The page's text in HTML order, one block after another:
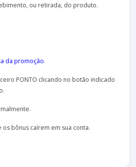
ou retirada, do produto.
da promoção.
PONTO clicando no botão indicado
os bônus caírem em sua conta.